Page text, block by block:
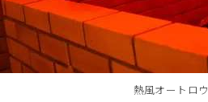
熱風オートロ